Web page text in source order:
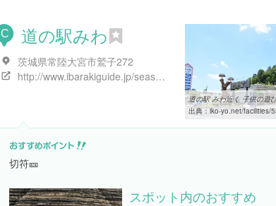
C 道の駅みわ
茨城県常陸大宮市鷲子272
http://www.ibarakiguide.jp/seasons/michinoeki/miwa.html
出典：iko-yo.net/facilities/
切符🎫
スポット内のおすすめ